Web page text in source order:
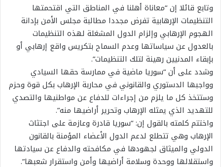
وتابع قائلا إن “معاناة أهلنا في المناطق التي اقتحمتها
التنظيمات الإرهابية تفرض مجددا مطالبة مجلس الأمن بإدانة
الهجوم الإرهابي وإلزام الدول المشغلة لهذه التنظيمات
بالعدول عن سياساتها وعدم السماح بتكريس واقع إرهابي أو
بإبقاء المدنيين رهينة لتلك التنظيمات”.
وشدد على أن “سوريا ماضية في ممارسة حقها السيادي
وواجبها الدستوري والقانوني في محاربة الإرهاب بكل قوة وحزم
وستتخذ كل ما يلزم من إجراءات للدفاع عن مواطنيها والتصدي
للتهديد الذي يمثله الإرهاب وتحرير أراضيها منه”.
واختتم كلمته بالقول إن: “سوريا قادرة وعازمة على اجتثاث
الإرهاب وهي تتطلع لدعم الدول الأعضاء المؤمنة بالقانون
الدولي والميثاق لجهودها في مكافحته والدفاع عن سيادتها
واستقلالها ووحدة وسلامة أراضيها وأمن واستقرار شعبها”.